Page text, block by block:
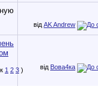
від AK Andrew
1 2 3 )
від Вова4ка